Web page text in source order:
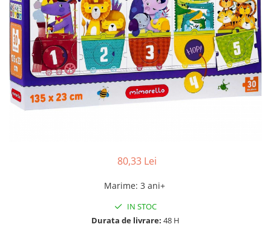
80,33 Lei
Marime: 3 ani+
IN STOC
Durata de livrare: 48 H